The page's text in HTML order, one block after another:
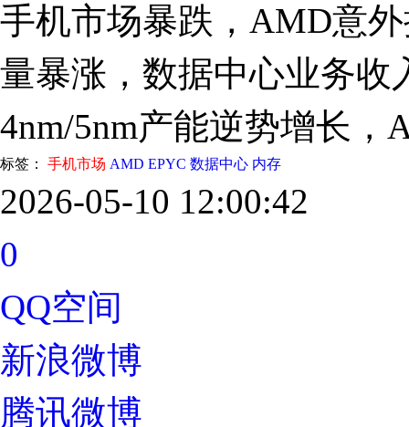
手机市场暴跌，AMD意
量暴涨，数据中心业务
4nm/5nm产能逆势增长，
标签： 手机市场 AMD EPYC 数据中心 内存
2026-05-10 12:00:42
0
QQ空间
新浪微博
腾讯微博